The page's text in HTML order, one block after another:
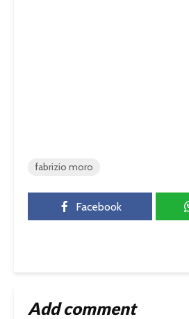
fabrizio moro
Facebook
Add comment